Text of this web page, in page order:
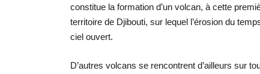
constitue la formation d’un volcan, à cette
territoire de Djibouti, sur lequel l’érosion du
ciel ouvert.
D’autres volcans se rencontrent d’ailleurs sur